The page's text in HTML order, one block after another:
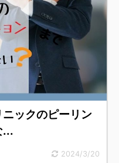
ニックのピーリン
...
2024/3/20